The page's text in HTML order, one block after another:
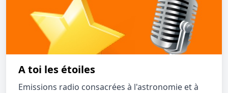
A toi les étoiles
Emissions radio consacrées à l'astronomie et à